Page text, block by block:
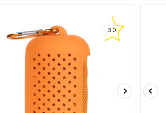
3.0